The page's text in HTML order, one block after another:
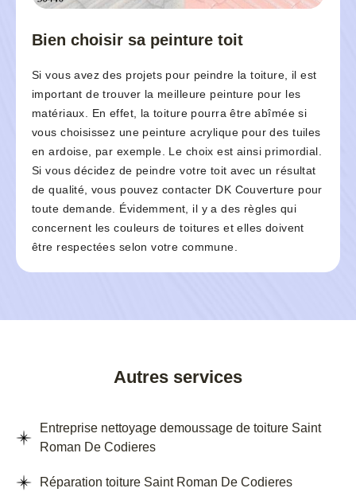
Bien choisir sa peinture toit
Si vous avez des projets pour peindre la toiture, il est
important de trouver la meilleure peinture pour les
matériaux. En effet, la toiture pourra être abîmée si
vous choisissez une peinture acrylique pour des tuiles
en ardoise, par exemple. Le choix est ainsi primordial.
Si vous décidez de peindre votre toit avec un résultat
de qualité, vous pouvez contacter DK Couverture pour
toute demande. Évidemment, il y a des règles qui
concernent les couleurs de toitures et elles doivent
être respectées selon votre commune.
Autres services
Entreprise nettoyage demoussage de toiture Saint
Roman De Codieres
Réparation toiture Saint Roman De Codieres